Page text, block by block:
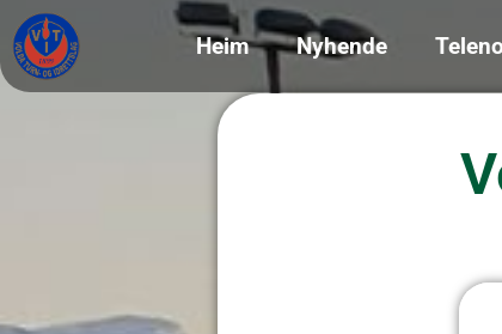
Heim Nyhende